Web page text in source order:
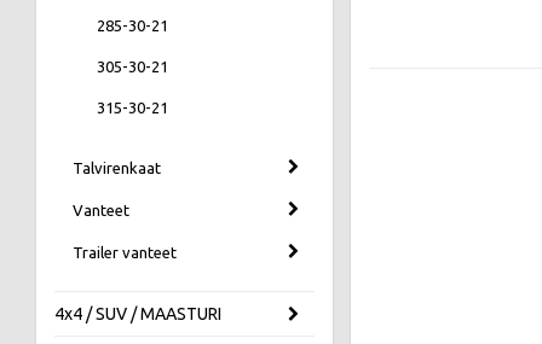
285-30-21
305-30-21
315-30-21
Talvirenkaat
Vanteet
Trailer vanteet
4x4 / SUV / MAASTURI